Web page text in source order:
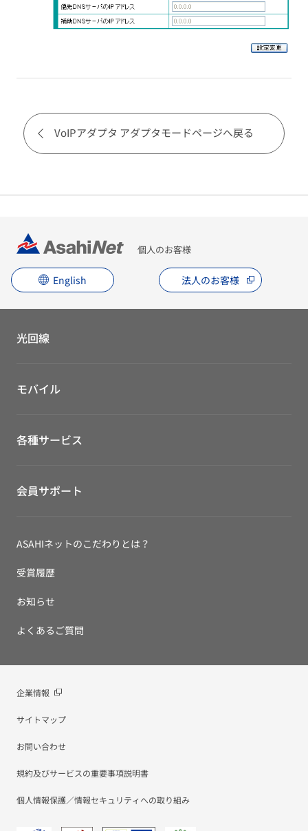
VoIPアダプタ アダプタモードページへ戻る
個人のお客様
English 法人のお客様
光回線
モバイル
各種サービス
会員サポート
ASAHIネットのこだわりとは？
受賞履歴
お知らせ
よくあるご質問
企業情報
サイトマップ
お問い合わせ
規約及びサービスの重要事項説明書
個人情報保護／情報セキュリティへの取り組み